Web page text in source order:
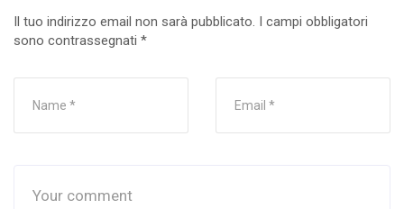
Il tuo indirizzo email non sarà pubblicato.
I campi obbligatori
sono contrassegnati *